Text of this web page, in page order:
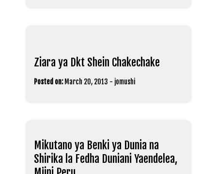
Ziara ya Dkt Shein Chakechake
Posted on: March 20, 2013 - jomushi
Mikutano ya Benki ya Dunia na
Shirika la Fedha Duniani Yaendelea,